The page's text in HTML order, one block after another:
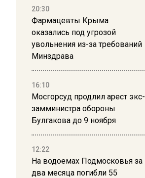
20:30
Фармацевты Крыма
оказались под угрозой
увольнения из-за требований
Минздрава
16:10
Мосгорсуд продлил арест экс-
замминистра обороны
Булгакова до 9 ноября
12:22
На водоемах Подмосковья за
два месяца погибли 55